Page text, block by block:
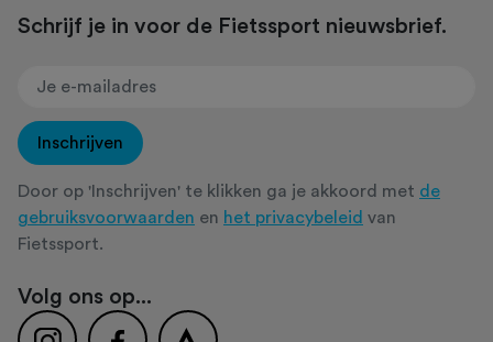
Schrijf je in voor de Fietssport nieuwsbrief.
Inschrijven
Door op 'Inschrijven' te klikken ga je akkoord met de
gebruiksvoorwaarden en het privacybeleid van
Fietssport.
Volg ons op...